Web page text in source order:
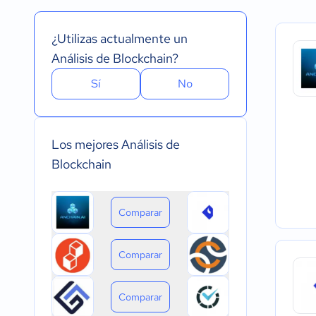
Pago anual
Pago de única vez
Instalado - Mac
Instalado - Linux
Dispositivo
Dispositivo
¿Utilizas actualmente un
Análisis de Blockchain?
Sí No
Los mejores Análisis de
Blockchain
Comparar
Comparar
Comparar